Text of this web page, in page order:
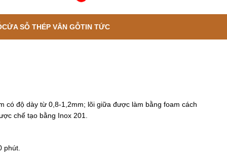
CỬA SỖ THÉP VÂN GỖTIN TỨC
độ dày từ 0,8-1,2mm; lõi giữa được làm bằng foam cách
chế tạo bằng Inox 201.
phút.